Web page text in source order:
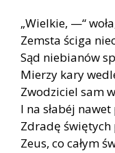
„Wielkie, —“
Zemsta ściga
Sąd niebianów
Mierzy kary
Zwodziciel sam
I na słabéj nawet
Zdradę świętych
Zeus, co całym